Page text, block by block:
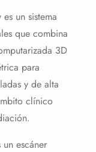
un sistema
que combina
3D
para
y de alta
clínico
escáner